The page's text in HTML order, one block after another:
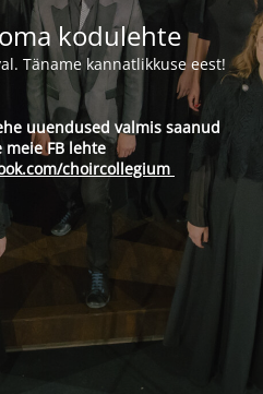
kodulehte
Täname kannatlikkuse eest!
uuendused valmis saanud
meie FB lehte
choircollegium